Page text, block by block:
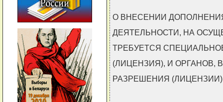
О ВНЕСЕНИИ
ДЕЯТЕЛЬНОСТИ, НА
ТРЕБУЕТСЯ
(ЛИЦЕНЗИЯ), И ОРГАНОВ,
РАЗРЕШЕНИЯ (ЛИЦЕНЗИИ)